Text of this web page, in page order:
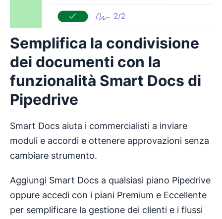
Semplifica la condivisione
dei documenti con la
funzionalità Smart Docs di
Pipedrive
Smart Docs aiuta i commercialisti a inviare
moduli e accordi e ottenere approvazioni senza
cambiare strumento.
Aggiungi Smart Docs a qualsiasi piano Pipedrive
oppure accedi con i piani Premium e Eccellente
per semplificare la gestione dei clienti e i flussi